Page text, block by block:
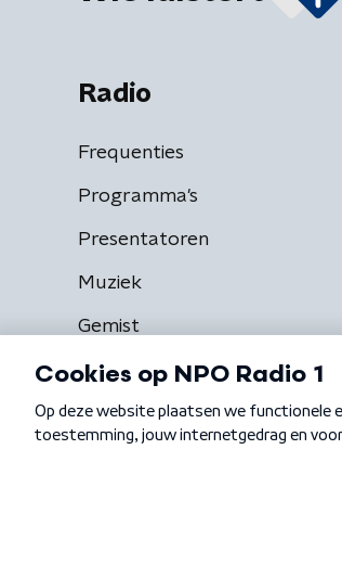
Radio
Frequenties
Programma's
Presentatoren
Muziek
Gemist
Algemene voorwaarden